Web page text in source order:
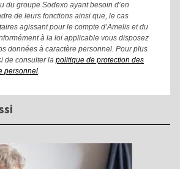
du groupe Sodexo ayant besoin d’en
de leurs fonctions ainsi que, le cas
agissant pour le compte d’Amelis et du
à la loi applicable vous disposez
données à caractère personnel. Pour plus
de consulter la politique de protection des
personnel.